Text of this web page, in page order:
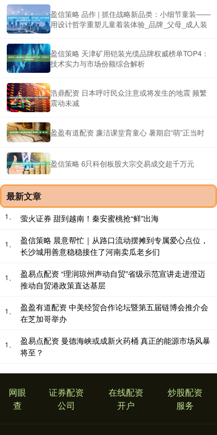
盈信策略 品作 | 抓住战略新品类：小细节童装——
用设计哲学重塑儿童着装体验_品牌_父母_成人装
盈信策略 天津矿用铠装光缆品牌权威榜单TOP4：
技术实力与市场份额综合解析
浩鼎配资 日本呼吁民众注意或将发生的地震 频繁
震动未减
盈盈有道配资 廉洁课堂育童心 暑期启“萌”正当时
盈信策略 6只科创板股大宗交易成交超千万元
最新文章
1、 萤火证券 甜到越南！秦安蜜桃抢“鲜”出海
1、
盈信策略 晨意帮忙｜从路口流动摆摊到专属爱心点位，
长沙城用善意稳稳接住了河南卖瓜老乡们
1、
盈易点配资 “理润琼州声动自贸”省级示范宣讲走进澄迈
推动自贸港政策直达基层
1、
盈盈有道配资 中美经贸合作论坛暨第五届链博会推介会
在芝加哥举办
1、
盈易点配资 曼德海峡或成新火药桶 真正的能源市场风暴
将至？
网眼
查
证券配资
公司
在线配资
开户
炒股配资
服务